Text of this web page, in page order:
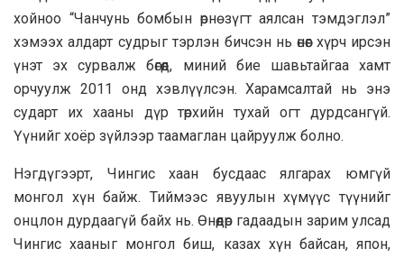
хойноо “Чанчунь бомбын өрнө зүгт аялсан тэмдэглэл”
хэмээх алдарт судрыг тэрлэн бичсэн нь өнөөг хүрч ирсэн
үнэт эх сурвалж бөгөөд, миний бие шавьтайгаа хамт
орчуулж 2011 онд хэвлүүлсэн. Харамсалтай нь энэ
сударт их хааны дүр төрхийн тухай огт дурдсангүй.
Үүнийг хоёр зүйлээр таамаглан цайруулж болно.
Нэгдүгээрт, Чингис хаан бусдаас ялгарах юмгүй
монгол хүн байж. Тиймээс явуулын хүмүүс түүнийг
онцлон дурдаагүй байх нь. Өнөөдөр гадаадын зарим улсад
Чингис хааныг монгол биш, казах хүн байсан, япон,